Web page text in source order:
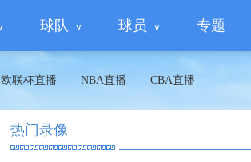
球队 球员 专题
欧联杯直播 NBA直播 CBA直播
热门录像